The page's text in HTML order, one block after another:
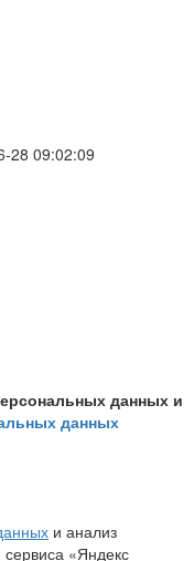
28 09:02:09
данных и
данных
и анализ
«Яндекс